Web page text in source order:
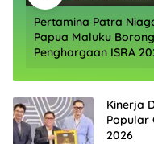
Pertamina Patra
Papua Maluku
Penghargaan ISRA
Kinerja
Popular
2026